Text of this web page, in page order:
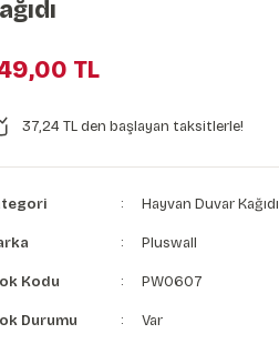
TL
37,24 TL den başlayan taksitlerle!
Hayvan Duvar Kağıdı
Pluswall
Kodu PW0607
Durumu Var